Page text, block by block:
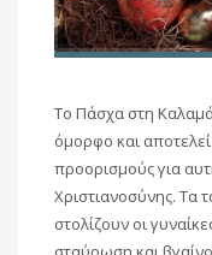
Το Πάσχα στη
όμορφο και
προορισμούς για
Χριστιανοσύνης. Τα
στολίζουν οι